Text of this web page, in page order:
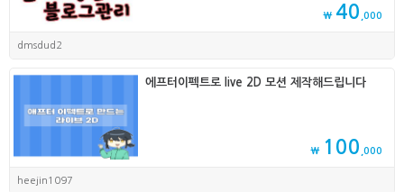
₩ 40 ,000
dmsdud2
에프터이펙트로 live 2D 모션 제작해드립니다
₩ 100 ,000
heejin1097